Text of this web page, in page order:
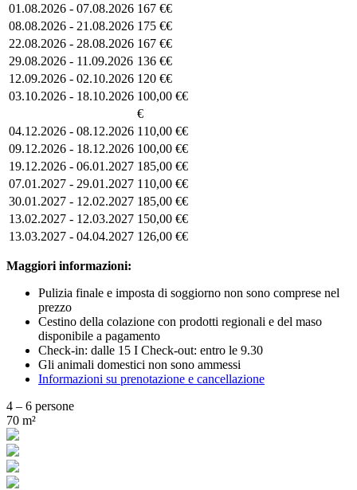
01.08.2026 - 07.08.2026 167 €€
08.08.2026 - 21.08.2026 175 €€
22.08.2026 - 28.08.2026 167 €€
29.08.2026 - 11.09.2026 136 €€
12.09.2026 - 02.10.2026 120 €€
03.10.2026 - 18.10.2026 100,00 €€
€
04.12.2026 - 08.12.2026 110,00 €€
09.12.2026 - 18.12.2026 100,00 €€
19.12.2026 - 06.01.2027 185,00 €€
07.01.2027 - 29.01.2027 110,00 €€
30.01.2027 - 12.02.2027 185,00 €€
13.02.2027 - 12.03.2027 150,00 €€
13.03.2027 - 04.04.2027 126,00 €€
Maggiori informazioni:
Pulizia finale e imposta di soggiorno non sono comprese nel
prezzo
Cestino della colazione con prodotti regionali e del maso
disponibile a pagamento
Check-in: dalle 15 I Check-out: entro le 9.30
Gli animali domestici non sono ammessi
Informazioni su prenotazione e cancellazione
4 – 6 persone
70 m²